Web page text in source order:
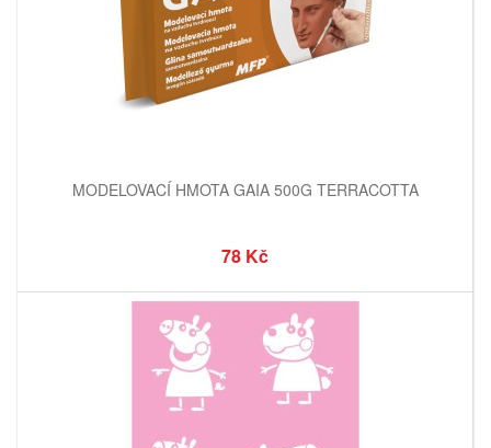
MODELOVACÍ HMOTA GAIA 500G TERRACOTTA
78 Kč